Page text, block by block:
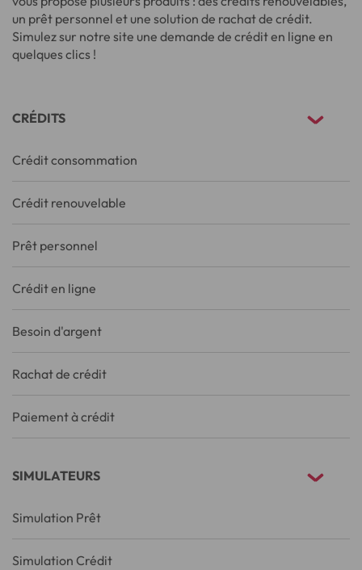
un prêt personnel et une solution de rachat de crédit.
Simulez sur notre site une demande de crédit en ligne en
quelques clics !
CRÉDITS
Crédit consommation
Crédit renouvelable
Prêt personnel
Crédit en ligne
Besoin d'argent
Rachat de crédit
Paiement à crédit
SIMULATEURS
Simulation Prêt
Simulation Crédit